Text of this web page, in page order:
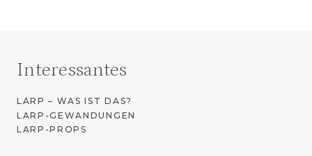
Interessantes
LARP – WAS IST DAS?
LARP-GEWANDUNGEN
LARP-PROPS